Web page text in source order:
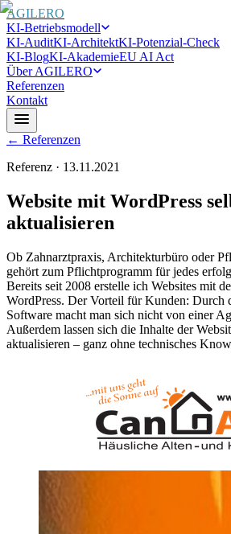
AGILERO
KI-Betriebsmodell
KI-AuditKI-ArchitektKI-Potenzial-Check
KI-BlogKI-AkademieEU AI Act
Über AGILERO
Referenzen
Kontakt
← Referenzen
Referenz · 13.11.2021
Website mit WordPress
aktualisieren
Ob Zahnarztpraxis, Architekturbüro oder
gehört zum Pflichtprogramm für jedes
Bereits seit 2008 erstelle ich Websites mit
WordPress. Der Vorteil für Kunden: Durch
Software macht man sich nicht von einer
Außerdem lassen sich die Inhalte der
aktualisieren – ganz ohne technisches